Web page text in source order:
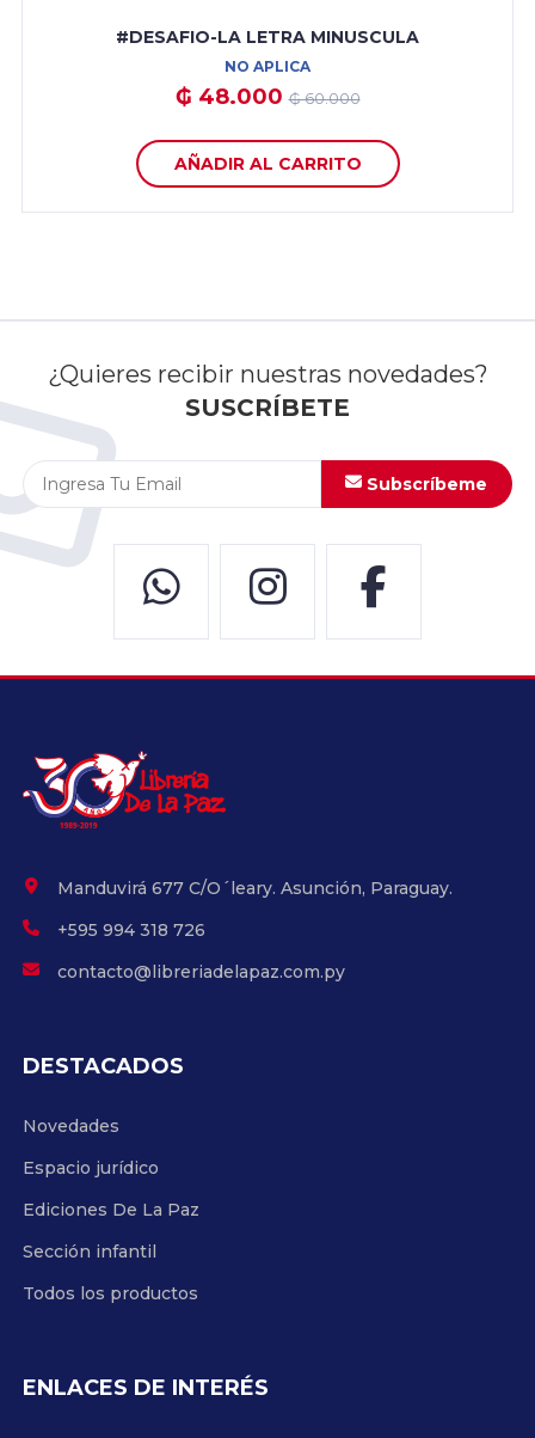
#DESAFIO-LA LETRA MINUSCULA
NO APLICA
₲ 48.000₲ 60.000
AÑADIR AL CARRITO
¿Quieres recibir nuestras novedades?
SUSCRÍBETE
Subscríbeme
Manduvirá 677 C/O´leary. Asunción, Paraguay.
+595 994 318 726
contacto@libreriadelapaz.com.py
DESTACADOS
Novedades
Espacio jurídico
Ediciones De La Paz
Sección infantil
Todos los productos
ENLACES DE INTERÉS